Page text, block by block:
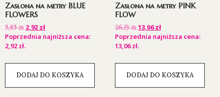
Zasłona na metry BLUE
FLOWERS
5,85zł 2,92 zł
Poprzednia najniższa cena:
2,92 zł.
DODAJ DO KOSZYKA
Zasłona na metry PINK
FLOW
26,13zł13,06zł
Poprzednia najniższa cena:
13,06zł.
DODAJ DO KOSZYKA